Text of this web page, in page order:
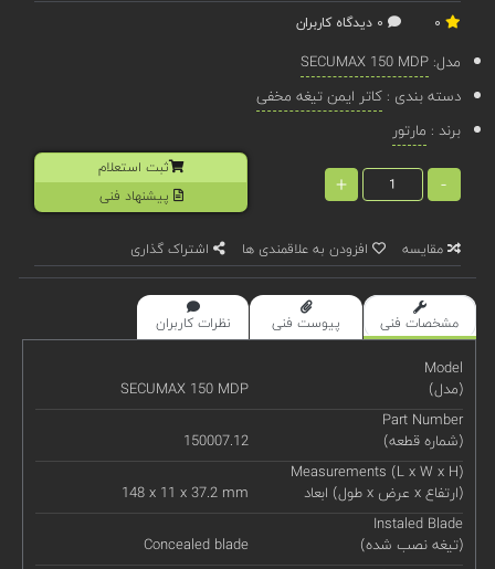
مدل:SECUMAX 150 MDP
دسته بندی :کاتر ایمن تیغه مخفی
برند : مارتور
-
+
ثبت استعلام
پیشنهاد فنی
مقایسه افزودن به علاقمندی ها اشتراک گذاری
مشخصات فنی پیوست فنی نظرات کاربران
Model
(مدل)
SECUMAX 150 MDP
Part Number
(شماره قطعه)
150007.12
Measurements (L x W x H)
ابعاد (طول x عرض x ارتفاع)
148 x 11 x 37.2 mm
Instaled Blade
(تیغه نصب شده)
Concealed blade